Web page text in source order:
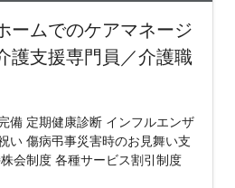
ームでのケアマネージ
護支援専門員／介護職
備 定期健康診断 インフルエンザ
い 傷病弔事災害時のお見舞い支
会制度 各種サービス割引制度